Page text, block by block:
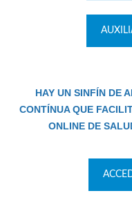
HAY UN SINFÍN DE
CONTÍNUA QUE
ONLINE DE